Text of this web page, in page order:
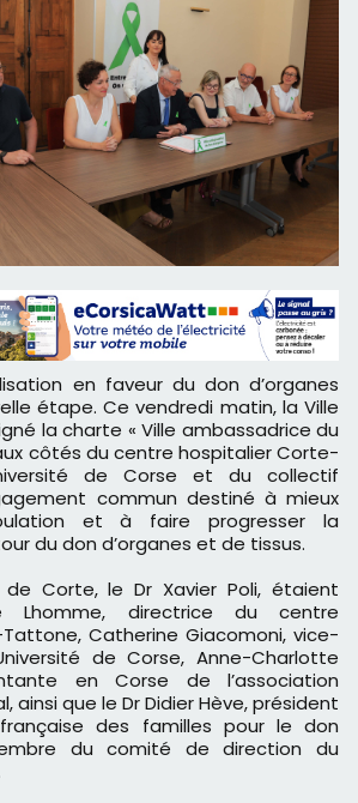
étape. Ce vendredi matin, la Ville
la charte « Ville ambassadrice du
côtés du centre hospitalier Corte-
de Corse et du collectif
commun destiné à mieux
et à faire progresser la
du don d’organes et de tissus.
Corte, le Dr Xavier Poli, étaient
Lhomme, directrice du centre
Catherine Giacomoni, vice-
de Corse, Anne-Charlotte
en Corse de l’association
ainsi que le Dr Didier Hève, président
française des familles pour le don
du comité de direction du